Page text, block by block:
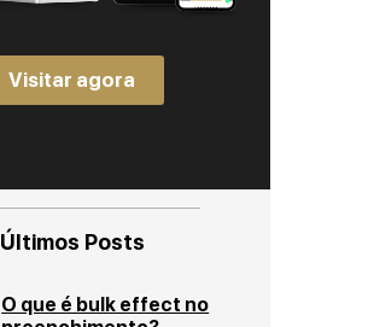
Visitar agora
Últimos Posts
O que é bulk effect no